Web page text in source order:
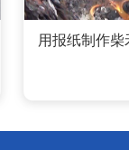
用报纸制作柴